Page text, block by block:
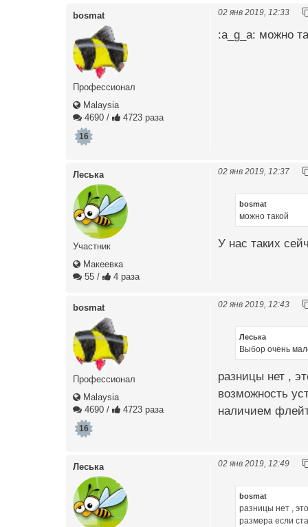
bosmat
Профессионал
Malaysia
4690 / 4723 раза
16
02 янв 2019, 12:33
:a_g_a: можно
Леська
Участник
Макеевка
55 / 4 раза
02 янв 2019, 12:37
bosmat
можно такой
У нас таких
bosmat
Профессионал
Malaysia
4690 / 4723 раза
16
02 янв 2019, 12:43
Леська
Выбор очень
разницы нет ,
возможность
наличием
Леська 02 янв 2019, 12:49
bosmat
разницы нет ,
размера если